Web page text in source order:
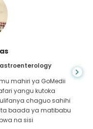
mahiri ya GoMedii
yangu kutoka
chaguo sahihi
baada ya matibabu
na sisi